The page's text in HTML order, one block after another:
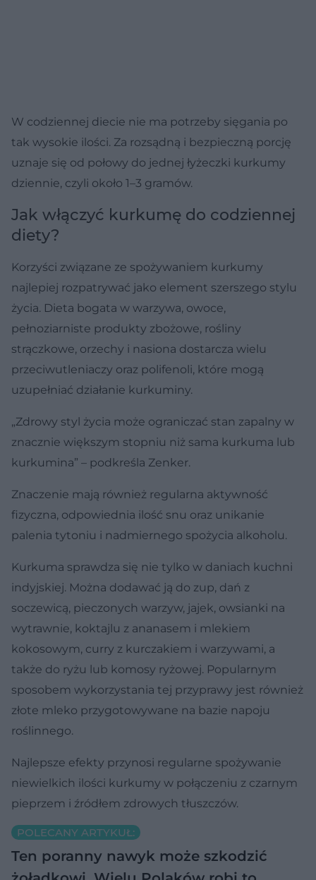
W codziennej diecie nie ma potrzeby sięgania po
tak wysokie ilości. Za rozsądną i bezpieczną porcję
uznaje się od połowy do jednej łyżeczki kurkumy
dziennie, czyli około 1–3 gramów.
Jak włączyć kurkumę do codziennej
diety?
Korzyści związane ze spożywaniem kurkumy
najlepiej rozpatrywać jako element szerszego stylu
życia. Dieta bogata w warzywa, owoce,
pełnoziarniste produkty zbożowe, rośliny
strączkowe, orzechy i nasiona dostarcza wielu
przeciwutleniaczy oraz polifenoli, które mogą
uzupełniać działanie kurkuminy.
„Zdrowy styl życia może ograniczać stan zapalny w
znacznie większym stopniu niż sama kurkuma lub
kurkumina” – podkreśla Zenker.
Znaczenie mają również regularna aktywność
fizyczna, odpowiednia ilość snu oraz unikanie
palenia tytoniu i nadmiernego spożycia alkoholu.
Kurkuma sprawdza się nie tylko w daniach kuchni
indyjskiej. Można dodawać ją do zup, dań z
soczewicą, pieczonych warzyw, jajek, owsianki na
wytrawnie, koktajlu z ananasem i mlekiem
kokosowym, curry z kurczakiem i warzywami, a
także do ryżu lub komosy ryżowej. Popularnym
sposobem wykorzystania tej przyprawy jest również
złote mleko przygotowywane na bazie napoju
roślinnego.
Najlepsze efekty przynosi regularne spożywanie
niewielkich ilości kurkumy w połączeniu z czarnym
pieprzem i źródłem zdrowych tłuszczów.
POLECANY ARTYKUŁ:
Ten poranny nawyk może szkodzić